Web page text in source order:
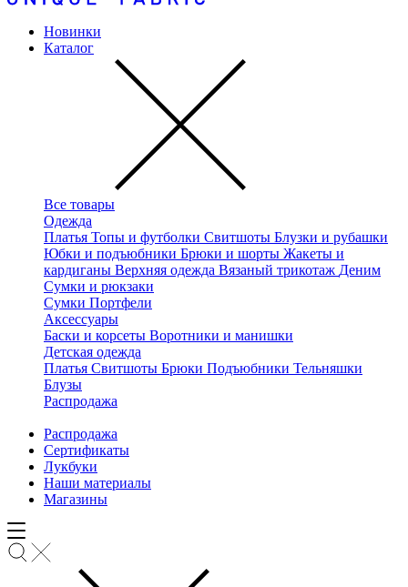
Новинки
Каталог
Все товары
Одежда
Платья Топы и футболки Свитшоты Блузки и рубашки
Юбки и подъюбники Брюки и шорты Жакеты и
кардиганы Верхняя одежда Вязаный трикотаж Деним
Сумки и рюкзаки
Сумки Портфели
Аксессуары
Баски и корсеты Воротники и манишки
Детская одежда
Платья Свитшоты Брюки Подъюбники Тельняшки
Блузы
Распродажа
Распродажа
Сертификаты
Лукбуки
Наши материалы
Магазины